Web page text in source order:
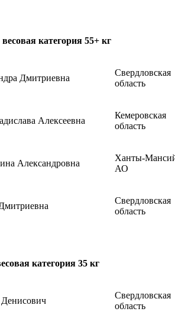
категория 55+ кг
Дмитриевна
Свердловская
область
Алексеевна
Кемеровская
область
Александровна
Ханты-
АО
Свердловская
область
категория 35 кг
Свердловская
область